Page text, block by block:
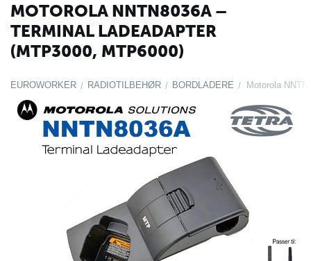
MOTOROLA NNTN8036A –
TERMINAL LADEADAPTER
(MTP3000, MTP6000)
EUROWORKER / RADIOTILBEHØR / BORDLADERE /